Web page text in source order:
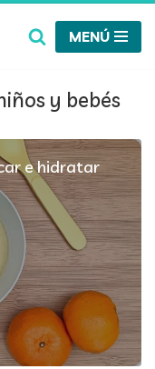
MENÚ
y bebés
e hidratar